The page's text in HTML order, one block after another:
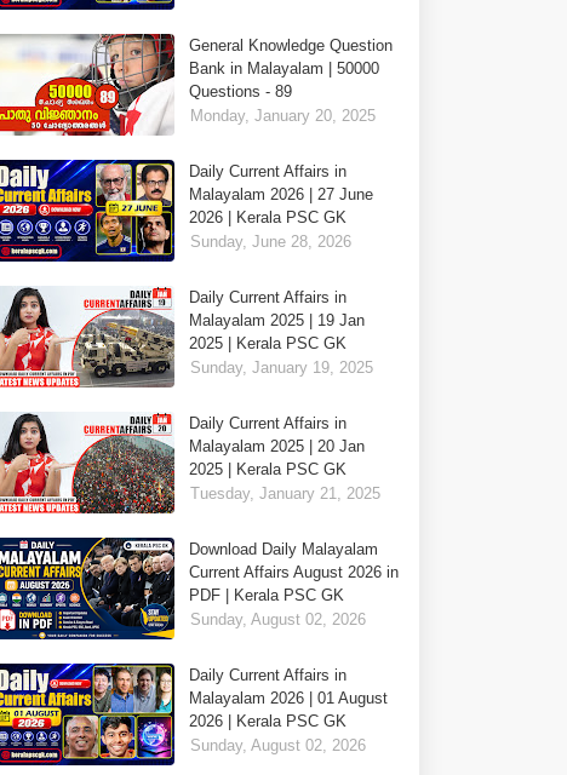
General Knowledge Question
Bank in Malayalam | 50000
Questions - 89
Monday, January 20, 2025
Daily Current Affairs in
Malayalam 2026 | 27 June
2026 | Kerala PSC GK
Sunday, June 28, 2026
Daily Current Affairs in
Malayalam 2025 | 19 Jan
2025 | Kerala PSC GK
Sunday, January 19, 2025
Daily Current Affairs in
Malayalam 2025 | 20 Jan
2025 | Kerala PSC GK
Tuesday, January 21, 2025
Download Daily Malayalam
Current Affairs August 2026 in
PDF | Kerala PSC GK
Sunday, August 02, 2026
Daily Current Affairs in
Malayalam 2026 | 01 August
2026 | Kerala PSC GK
Sunday, August 02, 2026